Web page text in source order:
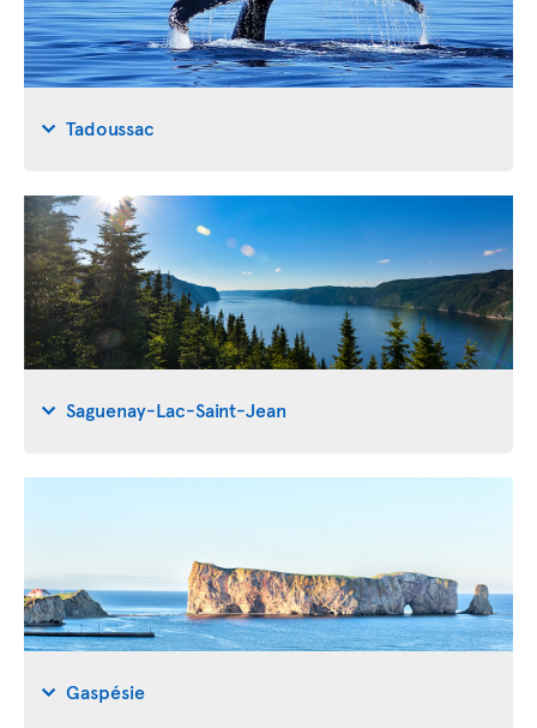
Tadoussac
Saguenay-Lac-Saint-Jean
Gaspésie